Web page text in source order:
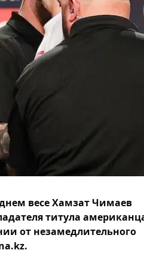
весе Хамзат Чимаев
титула
от незамедлительного